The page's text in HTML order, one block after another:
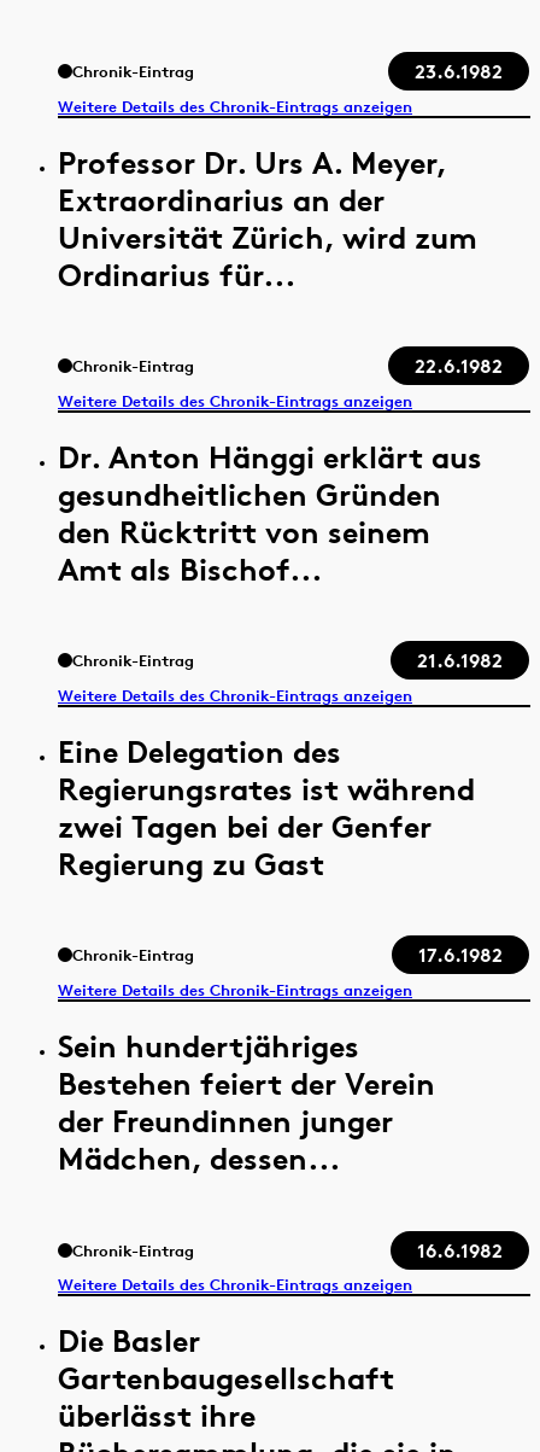
Chronik-Eintrag 23.6.1982
Weitere Details des Chronik-Eintrags anzeigen
Professor Dr. Urs A. Meyer,
Extraordinarius an der
Universität Zürich, wird zum
Ordinarius für...
Chronik-Eintrag 22.6.1982
Weitere Details des Chronik-Eintrags anzeigen
Dr. Anton Hänggi erklärt aus
gesundheitlichen Gründen
den Rücktritt von seinem
Amt als Bischof...
Chronik-Eintrag 21.6.1982
Weitere Details des Chronik-Eintrags anzeigen
Eine Delegation des
Regierungsrates ist während
zwei Tagen bei der Genfer
Regierung zu Gast
Chronik-Eintrag 17.6.1982
Weitere Details des Chronik-Eintrags anzeigen
Sein hundertjähriges
Bestehen feiert der Verein
der Freundinnen junger
Mädchen, dessen...
Chronik-Eintrag 16.6.1982
Weitere Details des Chronik-Eintrags anzeigen
Die Basler
Gartenbaugesellschaft
überlässt ihre